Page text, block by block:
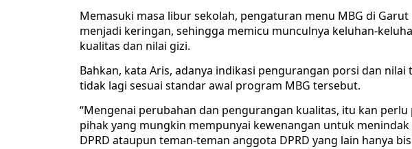
Memasuki masa libur sekolah, pengaturan menu MBG di
menjadi keringan, sehingga memicu munculnya keluhan-
kualitas dan nilai gizi.
Bahkan, kata Aris, adanya indikasi pengurangan porsi dan
tidak lagi sesuai standar awal program MBG tersebut.
“Mengenai perubahan dan pengurangan kualitas, itu kan
pihak yang mungkin mempunyai kewenangan untuk
DPRD ataupun teman-teman anggota DPRD yang lain hanya